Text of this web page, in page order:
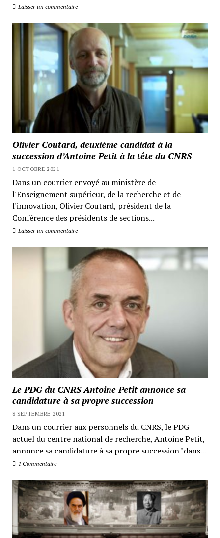
Laisser un commentaire
Olivier Coutard, deuxième candidat à la
succession d’Antoine Petit à la tête du CNRS
1 OCTOBRE 2021
Dans un courrier envoyé au ministère de
l'Enseignement supérieur, de la recherche et de
l'innovation, Olivier Coutard, président de la
Conférence des présidents de sections...
Laisser un commentaire
Le PDG du CNRS Antoine Petit annonce sa
candidature à sa propre succession
8 SEPTEMBRE 2021
Dans un courrier aux personnels du CNRS, le PDG
actuel du centre national de recherche, Antoine Petit,
annonce sa candidature à sa propre succession "dans...
1 Commentaire